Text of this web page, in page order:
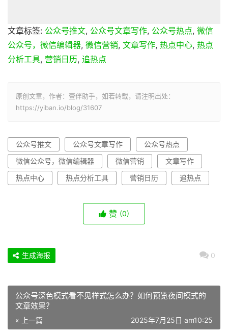
文章标签: 公众号推文, 公众号文章写作, 公众号热点, 微信
公众号，微信编辑器, 微信营销, 文章写作, 热点中心, 热点
分析工具, 营销日历, 追热点
原创文章，作者：壹伴助手，如若转载，请注明出处：
https://yiban.io/blog/31607
公众号推文 公众号文章写作
公众号热点
微信公众号，微信编辑器
微信营销
文章写作
热点中心
热点分析工具 营销日历 追热点
赞 (0)
0
生成海报
公众号深色模式看不见样式怎么办？如何预览夜间模式的
文章效果？
« 上一篇 2025年7月25日 am10:25